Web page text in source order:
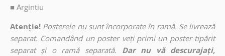
■ Argintiu
Atenție! Posterele nu sunt încorporate în ramă. Se livrează
separat. Comandând un poster veți primi un poster tipărit
separat și o ramă separată.
Dar nu vă descurajați,